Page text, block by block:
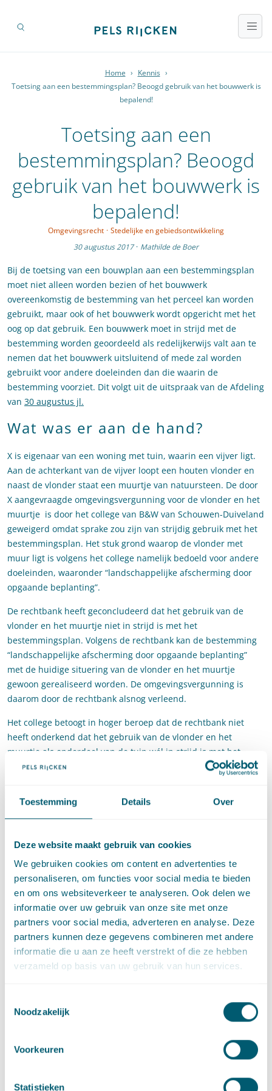
Toestemming Details Over
Deze website maakt gebruik van cookies
We gebruiken cookies om content en advertenties te
personaliseren, om functies voor social media te bieden
en om ons websiteverkeer te analyseren. Ook delen we
informatie over uw gebruik van onze site met onze
partners voor social media, adverteren en analyse. Deze
partners kunnen deze gegevens combineren met andere
informatie die u aan ze heeft verstrekt of die ze hebben
verzameld op basis van uw gebruik van hun services.
Noodzakelijk
Voorkeuren
Statistieken
Home › Kennis ›
Toetsing aan een bestemmingsplan? Beoogd gebruik van het bouwwerk is
bepalend!
Toetsing aan een
bestemmingsplan? Beoogd
gebruik van het bouwwerk is
bepalend!
Omgevingsrecht · Stedelijke en gebiedsontwikkeling
30 augustus 2017 · Mathilde de Boer
Bij de toetsing van een bouwplan aan een bestemmingsplan
moet niet alleen worden bezien of het bouwwerk
overeenkomstig de bestemming van het perceel kan worden
gebruikt, maar ook of het bouwwerk wordt opgericht met het
oog op dat gebruik. Een bouwwerk moet in strijd met de
bestemming worden geoordeeld als redelijkerwijs valt aan te
nemen dat het bouwwerk uitsluitend of mede zal worden
gebruikt voor andere doeleinden dan die waarin de
bestemming voorziet. Dit volgt uit de uitspraak van de Afdeling
van 30 augustus jl.
Wat was er aan de hand?
X is eigenaar van een woning met tuin, waarin een vijver ligt.
Aan de achterkant van de vijver loopt een houten vlonder en
naast de vlonder staat een muurtje van natuursteen. De door
X aangevraagde omgevingsvergunning voor de vlonder en het
muurtje is door het college van B&W van Schouwen-Duiveland
geweigerd omdat sprake zou zijn van strijdig gebruik met het
bestemmingsplan. Het stuk grond waarop de vlonder met
muur ligt is volgens het college namelijk bedoeld voor andere
doeleinden, waaronder “landschappelijke afscherming door
opgaande beplanting”.
De rechtbank heeft geconcludeerd dat het gebruik van de
vlonder en het muurtje niet in strijd is met het
bestemmingsplan. Volgens de rechtbank kan de bestemming
“landschappelijke afscherming door opgaande beplanting”
met de huidige situering van de vlonder en het muurtje
gewoon gerealiseerd worden. De omgevingsvergunning is
daarom door de rechtbank alsnog verleend.
Het college betoogt in hoger beroep dat de rechtbank niet
heeft onderkend dat het gebruik van de vlonder en het
muurtje als onderdeel van de tuin wél in strijd is met het
bestemmingsplan. Volgens het college is niet alleen relevant
kunnen worden gebruikt, maar ook of ze daadwerkelijk voor
dat doel gebruikt zullen worden.
Oordeel Afdeling
De Afdeling volgt het betoog van het college, onder verwijzing
naar een eerdere uitspraak van2 november 2016. Zij
overweegt dat uit de foto’s blijkt dat de vlonder en het muurtje
bedoeld zijn om deel uit te maken van de tuin van X en ook als
zodanig worden gebruikt. Het maakt volgens de Afdeling niet
uit dat ondanks de aanwezigheid van de vlonder en het
muurtje, nog steeds landschappelijke afscherming door
opgaande beplanting kan worden gerealiseerd. De vlonder en
van de bestemming. De Afdeling vernietigt de uitspraak van de